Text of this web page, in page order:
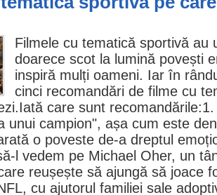
Filmele cu tematică sportivă au
doarece scot la lumină povești
inspiră mulți oameni. Iar în
cinci recomandări de filme cu
care sunt
unui campion", așa cum este
o poveste de-a dreptul
l vedem pe Michael Oher, un
reușește să ajungă să joace
cu ajutorul familiei sale